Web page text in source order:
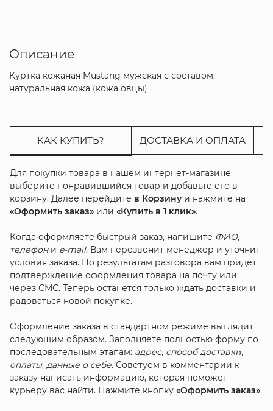
Описание
Куртка кожаная Mustang мужская с составом:
натуральная кожа (кожа овцы)
КАК КУПИТЬ? ДОСТАВКА И ОПЛАТА
Для покупки товара в нашем интернет-магазине
выберите понравившийся товар и добавьте его в
корзину. Далее перейдите в Корзинуи нажмите на
«Оформить заказ»или «Купить в 1 клик».
Когда оформляете быстрый заказ, напишите ФИО,
телефони e-mail. Вам перезвонит менеджер и уточнит
условия заказа. По результатам разговора вам придет
подтверждение оформления товара на почту или
через СМС. Теперь останется только ждать доставки и
радоваться новой покупке.
Оформление заказа в стандартном режиме выглядит
следующим образом. Заполняете полностью форму по
последовательным этапам: адрес, способ доставки,
оплаты, данные о себе. Советуем в комментарии к
заказу написать информацию, которая поможет
курьеру вас найти. Нажмите кнопку «Оформить заказ».